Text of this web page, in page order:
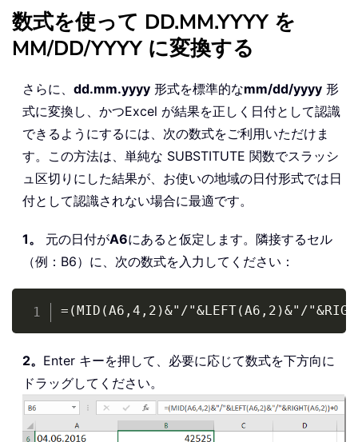
数式を使って DD.MM.YYYY を
MM/DD/YYYY に変換する
さらに、 dd.mm.yyyy 形式を標準的なmm/dd/yyyy 形
式に変換し、かつExcel が結果を正しく日付として認識
できるようにするには、次の数式をご利用いただけま
す。この方法は、単純な SUBSTITUTE 関数でスラッシ
ュ区切りにした結果が、お使いの地域の日付形式では日
付として認識されない場合に最適です。
1。 元の日付がA6にあると仮定します。隣接するセル
（例：B6）に、次の数式を入力してください：
=(MID(A6,4,2)&"/"&LEFT(A6,2)&"/
Copy
2。 Enter キーを押して、必要に応じて数式を下方向に
ドラッグしてください。